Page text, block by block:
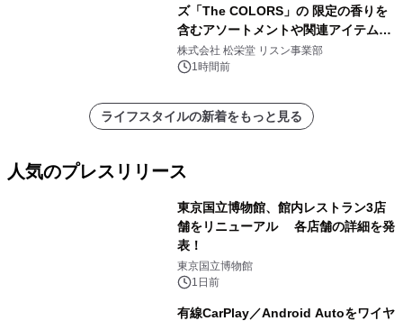
ズ「The COLORS」の 限定の香りを
含むアソートメントや関連アイテムを
8月6日発売
株式会社 松栄堂 リスン事業部
1時間前
ライフスタイルの新着をもっと見る
人気のプレスリリース
東京国立博物館、館内レストラン3店
舗をリニューアル 各店舗の詳細を発
表！
東京国立博物館
1日前
有線CarPlay／Android Autoをワイヤ